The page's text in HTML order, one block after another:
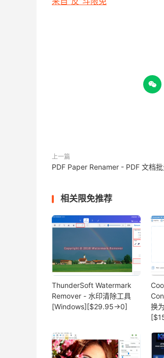

上一篇
PDF Paper Renamer - PDF 文档
相关限免推荐
ThunderSoft Watermark
Remover - 水印清除工具
[Windows][$29.95→0]
换